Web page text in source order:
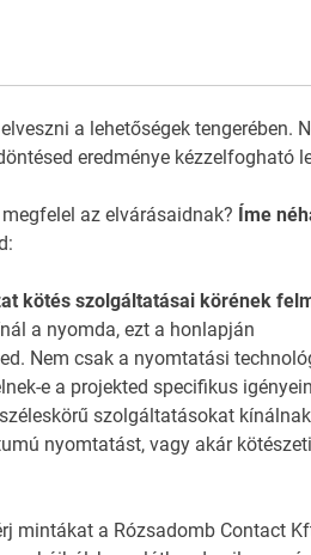
a lehetőségek tengerében.
eredménye kézzelfogható
az elvárásaidnak? Íme
kötés szolgáltatásai körének
a nyomda, ezt a honlapján
Nem csak a nyomtatási
e a projekted specifikus
szolgáltatásokat
nyomtatást, vagy akár kötészeti
mintákat a Rózsadomb Contact